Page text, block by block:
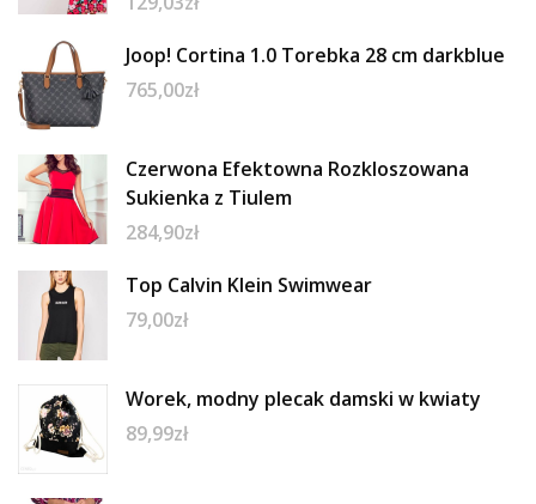
Joop! Cortina 1.0 Torebka 28 cm darkblue
765,00zł
Czerwona Efektowna Rozkloszowana
Sukienka z Tiulem
284,90zł
Top Calvin Klein Swimwear
79,00zł
Worek, modny plecak damski w kwiaty
89,99zł